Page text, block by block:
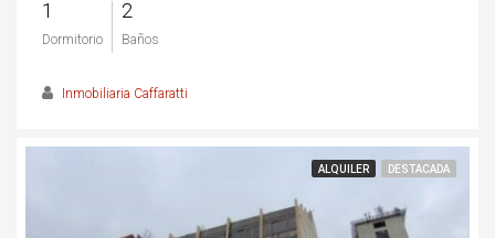
1
Dormitorio
2
Baños
Inmobiliaria Caffaratti
ALQUILER DESTACADA